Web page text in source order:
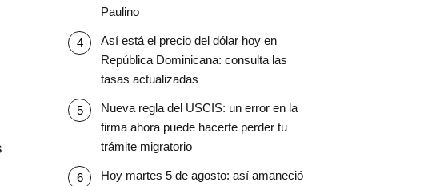
Paulino
Así está el precio del dólar hoy en
República Dominicana: consulta las
tasas actualizadas
Nueva regla del USCIS: un error en la
firma ahora puede hacerte perder tu
trámite migratorio
Hoy martes 5 de agosto: así amaneció